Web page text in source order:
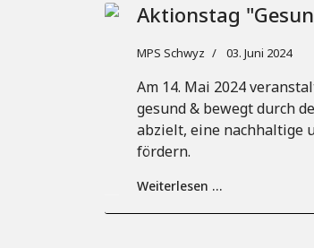
Aktionstag
MPS Schwyz 03. Juni 2024
Am 14. Mai 2024
gesund & bewegt durch
abzielt, eine nachhaltige
fördern.
Weiterlesen …